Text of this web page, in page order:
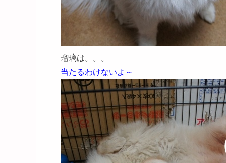
瑠璃は。。。
当たるわけないよ～